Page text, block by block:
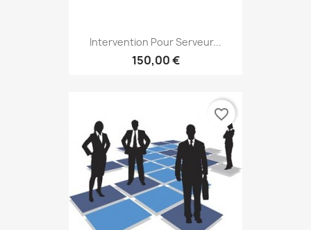
Intervention Pour Serveur...
150,00 €
favorite_border